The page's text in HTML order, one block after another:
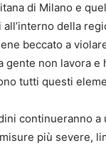
di Milano e
all’interno della
beccato a
gente non lavora
tutti questi
continueranno a
più severe,